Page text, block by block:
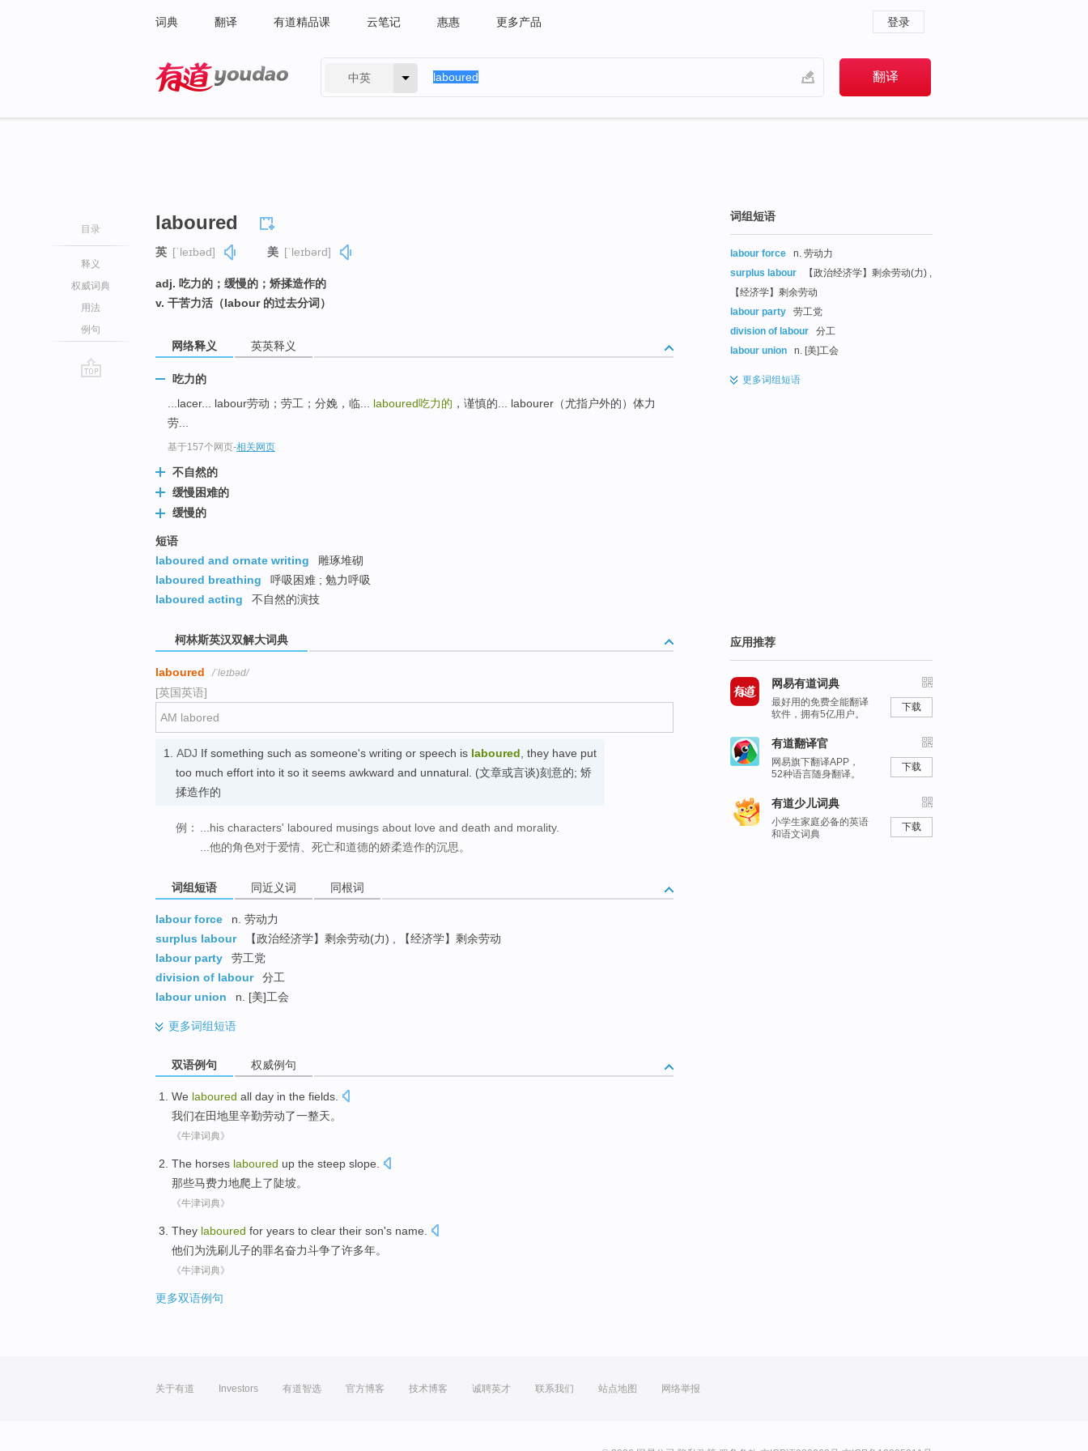
词典 翻译 有道精品课 云笔记 惠惠 更多产品 登录
中英
目录
释义
权威词典
用法
例句
laboured
英 [ˈleɪbəd] 美 [ˈleɪbərd]
adj. 吃力的；缓慢的；矫揉造作的
v. 干苦力活（labour 的过去分词）
网络释义 英英释义
吃力的
...lacer... labour劳动；劳工；分娩，临... laboured吃力的 ，谨慎的... labourer（尤指户外的）体力
劳...
基于157个网页-相关网页
不自然的
缓慢困难的
缓慢的
短语
laboured and ornate writing
雕琢堆砌
laboured breathing
呼吸困难 ; 勉力呼吸
laboured acting
不自然的演技
柯林斯英汉双解大词典
laboured /ˈleɪbəd/
[英国英语]
AM labored
1. ADJ If something such as someone's writing or speech is laboured , they have put
too much effort into it so it seems awkward and unnatural. (文章或言谈)刻意的; 矫
揉造作的
例：
...his characters' laboured musings about love and death and morality.
...他的角色对于爱情、死亡和道德的娇柔造作的沉思。
词组短语 同近义词 同根词
labour force
n. 劳动力
surplus labour
【政治经济学】剩余劳动(力) , 【经济学】剩余劳动
labour party
劳工党
division of labour
分工
labour union
n. [美]工会
更多词组短语
双语例句 权威例句
We laboured all day in the fields
我们在田地里辛勤劳动了一整天。
《牛津词典》
The horses laboured up the steep slope
那些马费力地爬上了陡坡。
《牛津词典》
They laboured for years to clear their son's name.
他们为洗刷 儿子的罪名奋力斗争了许多年。
《牛津词典》
更多双语例句
词组短语
labour force
n. 劳动力
surplus labour
【政治经济学】剩余劳动(力) ,
【经济学】剩余劳动
labour party
劳工党
division of labour
分工
labour union
n. [美]工会
更多词组短语
应用推荐
关于有道 Investors 有道智选 官方博客 技术博客 诚聘英才 联系我们 站点地图 网络举报